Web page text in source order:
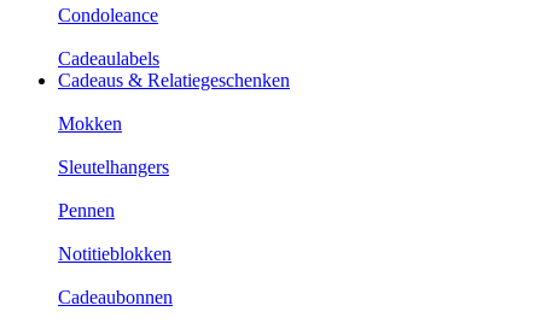
Condoleance
Cadeaulabels
Cadeaus & Relatiegeschenken
Mokken
Sleutelhangers
Pennen
Notitieblokken
Cadeaubonnen